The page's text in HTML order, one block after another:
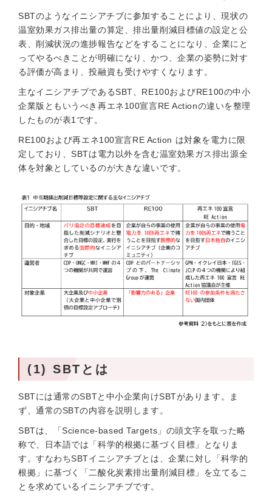
SBTのようなイニシアチブに参加することにより、現状の
温室効果ガス排出量の算定、排出量削減目標値の設定と公
表、削減状況の進捗報告などをすることになり、企業にと
ってやるべきことが明確になり、かつ、企業の姿勢に対す
る評価が高まり、投融資も受けやすくなります。
主なイニシアチブであるSBT、RE100およびRE100の中小
企業版ともいうべき再エネ100宣言RE Actionの違いを整理
したものが表1です。
RE100および再エネ100宣言RE Action は対象を電力に限
定しており、SBTは電力以外を含む温室効果ガス排出源全
体を対象としているのが大きな違いです。
(1) SBTとは
SBTには通常のSBTと中小企業向けSBTがあります。ま
ず、通常のSBTの内容を説明します。
SBTは、「Science-based Targets」の頭文字を取った略
称で、日本語では「科学的根拠に基づく目標」となりま
す。すなわちSBTイニシアチブとは、企業に対し「科学的
根拠」に基づく「二酸化炭素排出量削減目標」を立てるこ
とを求めているイニシアチブです。